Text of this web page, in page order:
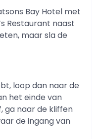
Bay Hotel met
Restaurant naast
maar sla de
loop dan naar de
het einde van
ga naar de kliffen
de ingang van